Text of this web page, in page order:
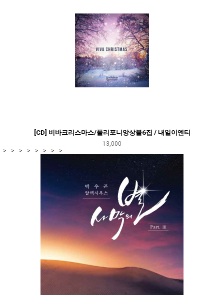
[CD] 비바크리스마스/폴리포니앙상블6집 / 내일이엔티
13,000
--> --> --> --> --> --> --> -->